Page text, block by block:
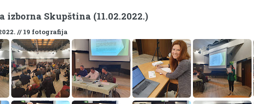
izborna Skupština (11.02.2022.)
// 19 fotografija